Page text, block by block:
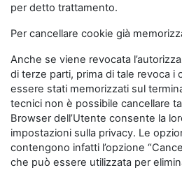
per detto trattamento.
Per cancellare cookie già
Anche se viene revocata
di terze parti, prima di tale revoca i
essere stati memorizzati sul
tecnici non è possibile cancellare
Browser dell’Utente consente la
impostazioni sulla privacy. Le
contengono infatti l’opzione
che può essere utilizzata per